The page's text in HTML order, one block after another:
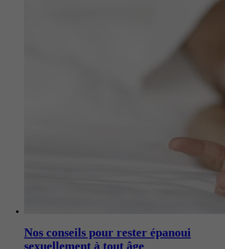
Nos conseils pour rester épanoui
sexuellement à tout âge